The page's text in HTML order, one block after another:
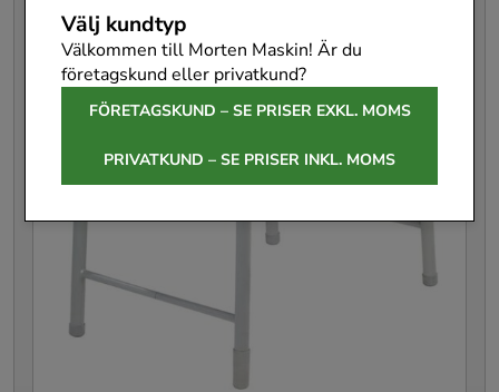
Välj kundtyp
Välkommen till Morten Maskin! Är du
företagskund eller privatkund?
FÖRETAGSKUND – SE PRISER EXKL. MOMS
PRIVATKUND – SE PRISER INKL. MOMS